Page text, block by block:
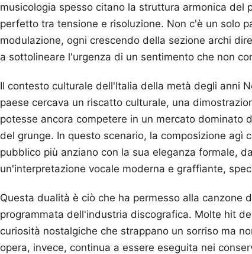
musicologia spesso citano la struttura armonica del
perfetto tra tensione e risoluzione. Non c'è un solo
modulazione, ogni crescendo della sezione archi
a sottolineare l'urgenza di un sentimento che non
Il contesto culturale dell'Italia della metà degli anni
paese cercava un riscatto culturale, una
potesse ancora competere in un mercato dominato
del grunge. In questo scenario, la composizione agì
pubblico più anziano con la sua eleganza formale,
un'interpretazione vocale moderna e graffiante,
Questa dualità è ciò che ha permesso alla canzone
programmata dell'industria discografica. Molte hit
curiosità nostalgiche che strappano un sorriso ma
opera, invece, continua a essere eseguita nei